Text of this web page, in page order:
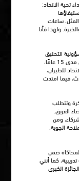
تحية الاتحاد:
ساعات
ولهذا فأنا
التحليق
وقيادة طائلات الناقل الرسمي لدولة الإمارات على مدى 15 عامًا،
للطيران،
فيما امتدت
وتتطلب
الفريق.
ومن
الجوية،
ضمن
كما أنني
الكبرى